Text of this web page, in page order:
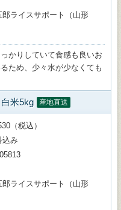
郎ライスサポート（山形
かりしていて食感も良いお
ため、少々水が少なくても
米5kg 産地直送
（税込）
込み
郎ライスサポート（山形